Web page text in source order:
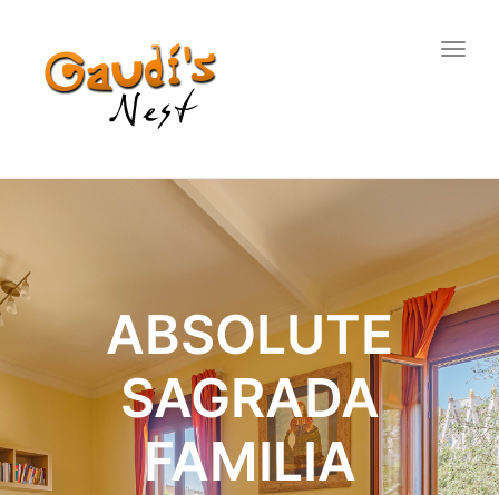
ABSOLUTE
SAGRADA
FAMILIA